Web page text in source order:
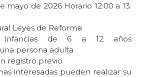
mayo de 2026 Horario 12:00 a 13:
Leyes de Reforma
Infancias de 6 a 12 años
persona adulta
registro previo
interesadas pueden realizar su